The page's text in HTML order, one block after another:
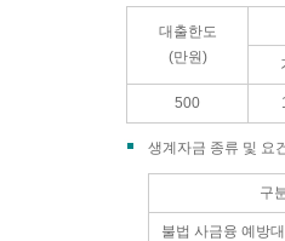
대출한도
(만원)
500
생계자금 종류 및 요
구
불법 사금융 예방